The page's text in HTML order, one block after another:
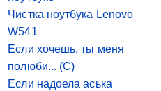
Чистка ноутбука Lenovo
W541
Если хочешь, ты меня
полюби... (С)
Если надоела аська